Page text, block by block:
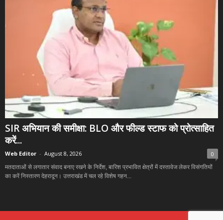
SIR अभियान की समीक्षा: BLO और फील्ड स्टाफ को प्रोत्साहित
करें...
Web Editor - August 8, 2026 0
मतदाताओं से लगातार संवाद बनाए रखने के निर्देश, बारिश प्रभावित क्षेत्रों में दस्तावेज लेकर विसंगतियों
का करें निस्तारण देहरादून। उत्तराखंड में चल रहे विशेष गहन...